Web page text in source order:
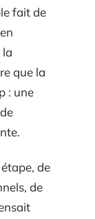
fait de
la
que la
: une
de
de